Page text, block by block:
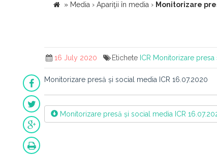
» Media › Apariţii în media › Monitorizare
16 July 2020 Etichete ICR Monitorizare
Monitorizare presă și social media ICR 16.07.2020
Monitorizare presă și social media ICR